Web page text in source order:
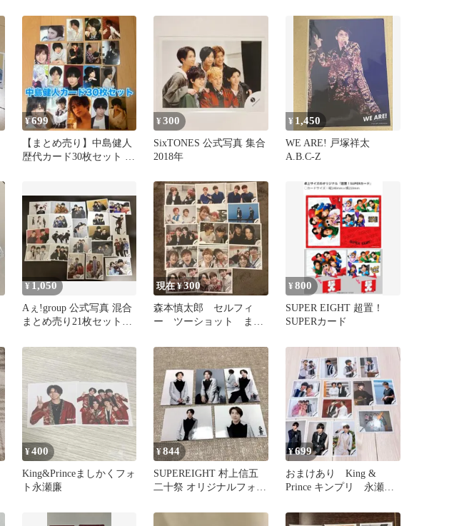
¥699
【まとめ売り】中島健人
歴代カード30枚セット セ
¥300
SixTONES 公式写真 集合
2018年
¥ 1,450
WE ARE! 戸塚祥太
A.B.C-Z
¥ 1,050
Aぇ!group 公式写真 混合
まとめ売り21枚セット
現在 ¥300
森本慎太郎 セルフィ
ー ツーショット まと
¥800
SUPER EIGHT 超置！
SUPERカード
¥400
King&Princeましかくフォ
ト永瀬廉
¥844
SUPEREIGHT 村上信五
二十祭 オリジナルフォト
¥699
おまけあり King &
Prince キンプリ 永瀬